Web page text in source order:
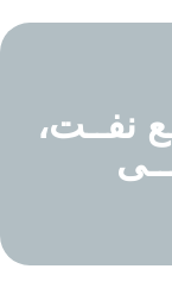
نفــت،